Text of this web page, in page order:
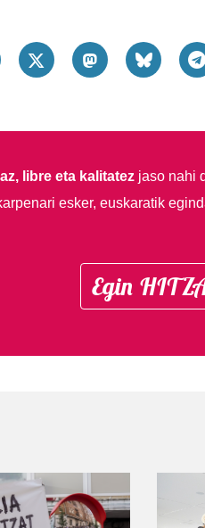
libre eta kalitatezjaso nahi
esker, euskaratik
Egin